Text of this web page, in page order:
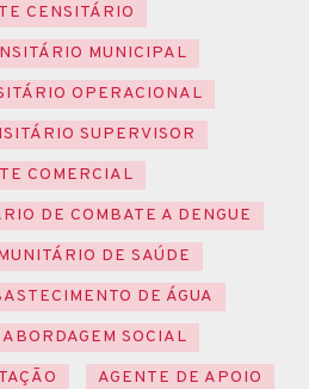
CENSITÁRIO
MUNICIPAL
OPERACIONAL
SUPERVISOR
COMERCIAL
DE COMBATE A DENGUE
DE SAÚDE
DE ÁGUA
SOCIAL
AGENTE DE APOIO